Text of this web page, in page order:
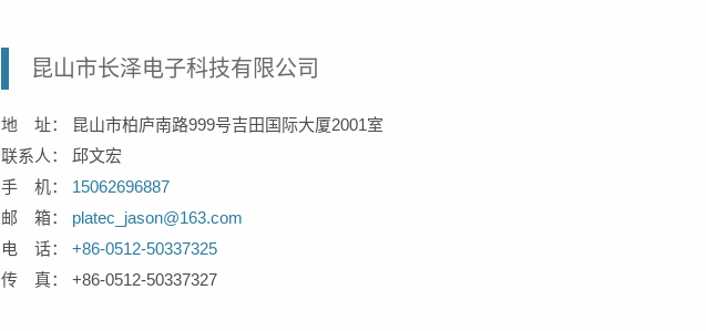
昆山市长泽电子科技有限公司
地 址： 昆山市柏庐南路999号吉田国际大厦2001室
联系人： 邱文宏
手 机： 15062696887
邮 箱： platec_jason@163.com
电 话：+86-0512-50337325
传 真： +86-0512-50337327